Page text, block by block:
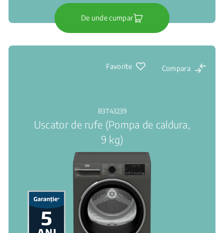
De unde cumpar
Favorite Compara
B3T43239
Uscator de rufe (Pompa de caldura,
9 kg)